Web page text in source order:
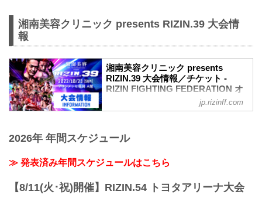
湘南美容クリニック presents RIZIN.39 大会情
報
湘南美容クリニック presents
RIZIN.39 大会情報／チケット -
RIZIN FIGHTING FEDERATION オ
RIZIN.39 in マリンメッセ福岡
大会概要
湘南美容クリニック presents RIZIN.39
日時
jp.rizinff.com
2026年 年間スケジュール
≫ 発表済み年間スケジュールはこちら
【8/11(火･祝)開催】RIZIN.54 トヨタアリーナ大会